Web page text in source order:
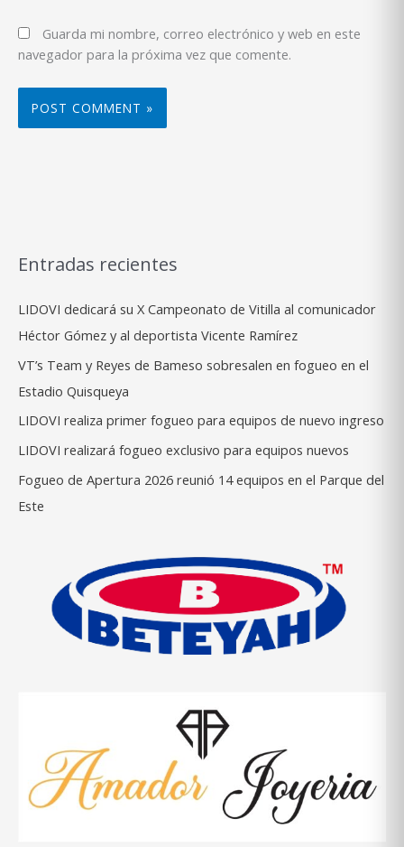
Guarda mi nombre, correo electrónico y web en este
navegador para la próxima vez que comente.
Entradas recientes
LIDOVI dedicará su X Campeonato de Vitilla al comunicador
Héctor Gómez y al deportista Vicente Ramírez
VT’s Team y Reyes de Bameso sobresalen en fogueo en el
Estadio Quisqueya
LIDOVI realiza primer fogueo para equipos de nuevo ingreso
LIDOVI realizará fogueo exclusivo para equipos nuevos
Fogueo de Apertura 2026 reunió 14 equipos en el Parque del
Este